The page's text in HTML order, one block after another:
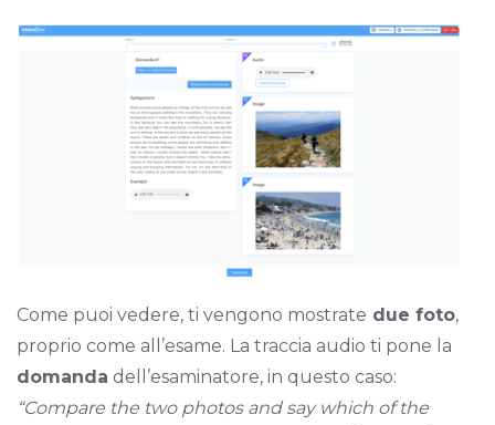
Come puoi vedere, ti vengono mostrate due foto,
proprio come all’esame. La traccia audio ti pone la
domanda dell’esaminatore, in questo caso:
“Compare the two photos and say which of the